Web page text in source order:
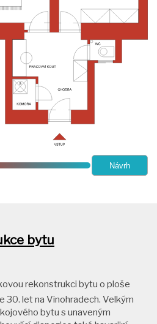
Návrh
bytu
rekonstrukci bytu o ploše
30. let na Vinohradech. Velkým
bytu s unaveným